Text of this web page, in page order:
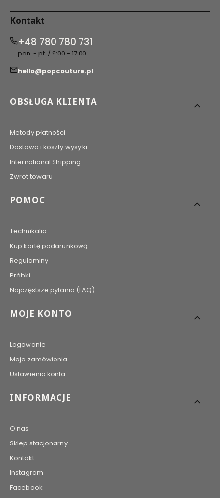
Kontakt
+48 780 780 731
pon. - pt. / 9:00 - 17:00
hello@popcouture.pl
Linki w stopce
OBSŁUGA KLIENTA
Metody płatności
Dostawa i koszty wysyłki
International Shipping
Zwrot towaru
POMOC
Technikalia.
Kup kartę podarunkową
Regulaminy
Próbki
Najczęstsze pytania (FAQ)
MOJE KONTO
Logowanie
Moje zamówienia
Ustawienia konta
INFORMACJE
O nas
Sklep stacjonarny
Kontakt
Instagram
Facebook